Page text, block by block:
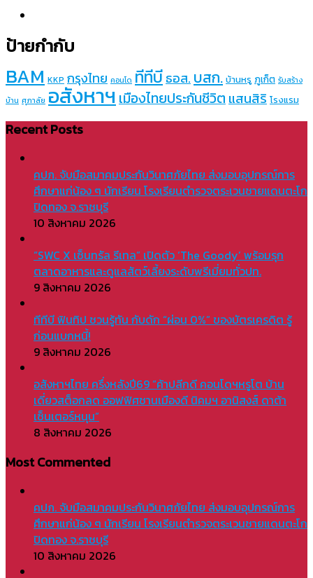
ป้ายกำกับ
BAM KKP กรุงไทย คอนโด ทีทีบีธอส. บสก. บ้านหรู ภูเก็ต รับสร้าง
บ้าน ศุภาลัย อสังหาฯ เมืองไทยประกันชีวิต แสนสิริ โรงแรม
Recent Posts
คปภ. จับมือสมาคมประกันวินาศภัยไทย ส่งมอบอุปกรณ์การ
ศึกษาแก่น้อง ๆ นักเรียน โรงเรียนตำรวจตระเวนชายแดนตะโก
ปิดทอง จ.ราชบุรี
10 สิงหาคม 2026
“SWC X เซ็นทรัล รีเทล” เปิดตัว ‘The Goody’ พร้อมรุก
ตลาดอาหารและดูแลสัตว์เลี้ยงระดับพรีเมี่ยมทั่วปท.
9 สิงหาคม 2026
ทีทีบี ฟินทิป ชวนรู้ทัน กับดัก “ผ่อน 0%” ของบัตรเครดิต รู้
ก่อนแบกหนี้!
9 สิงหาคม 2026
อสังหาฯไทย ครึ่งหลังปี69 “ค้าปลีกดี คอนโดฯหรูโต บ้าน
เดี่ยวสต็อกลด ออฟฟิศชานเมืองดี นิคมฯ อานิสงส์ ดาต้า
เซ็นเตอร์หนุน”
8 สิงหาคม 2026
Most Commented
คปภ. จับมือสมาคมประกันวินาศภัยไทย ส่งมอบอุปกรณ์การ
ศึกษาแก่น้อง ๆ นักเรียน โรงเรียนตำรวจตระเวนชายแดนตะโก
ปิดทอง จ.ราชบุรี
10 สิงหาคม 2026